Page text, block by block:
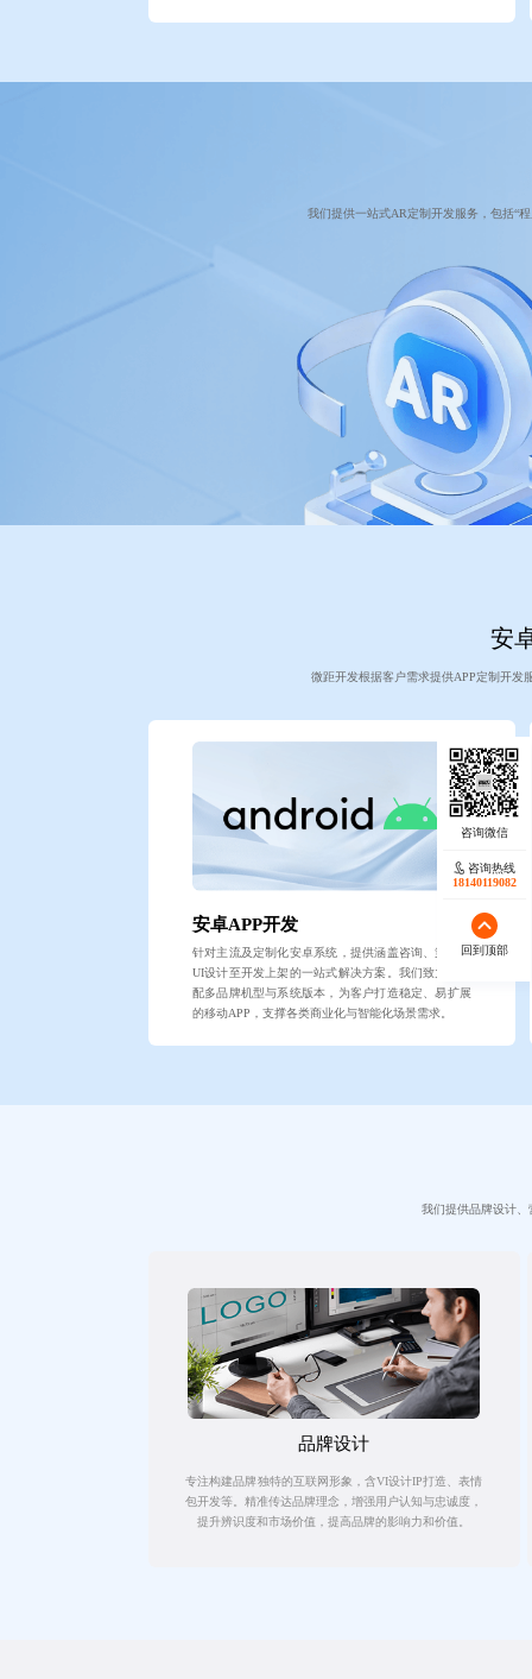
我们提供一站式AR定制开发服务，包括“
安
微距开发根据客户需求提供APP定制开发
安卓APP开发
针对主流及定制化安卓系统，提供涵盖咨询、策划、
UI设计至开发上架的一站式解决方案。我们致力于适
配多品牌机型与系统版本，为客户打造稳定、易扩展
的移动APP，支撑各类商业化与智能化场景需求。
我们提供品牌设计
品牌设计
专注构建品牌独特的互联网形象，含VI设计IP打造、表情
包开发等。精准传达品牌理念，增强用户认知与忠诚度，
提升辨识度和市场价值，提高品牌的影响力和价值。
咨询热线
18140119082
回到顶部